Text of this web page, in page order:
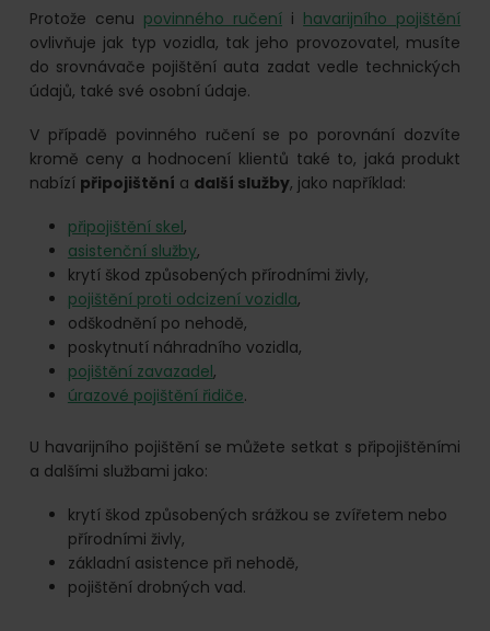
Protože cenu povinného ručení i havarijního pojištění
ovlivňuje jak typ vozidla, tak jeho provozovatel, musíte
do srovnávače pojištění auta zadat vedle technických
údajů, také své osobní údaje.
V případě povinného ručení se po porovnání dozvíte
kromě ceny a hodnocení klientů také to, jaká produkt
nabízí připojištění a další služby, jako například:
připojištění skel,
asistenční služby,
krytí škod způsobených přírodními živly,
pojištění proti odcizení vozidla,
odškodnění po nehodě,
poskytnutí náhradního vozidla,
pojištění zavazadel,
úrazové pojištění řidiče.
U havarijního pojištění se můžete setkat s připojištěními
a dalšími službami jako:
krytí škod způsobených srážkou se zvířetem nebo
přírodními živly,
základní asistence při nehodě,
pojištění drobných vad.